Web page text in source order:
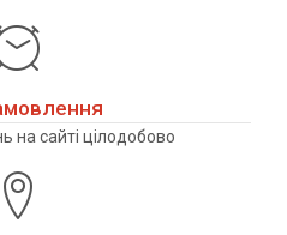
на сайті цілодобово